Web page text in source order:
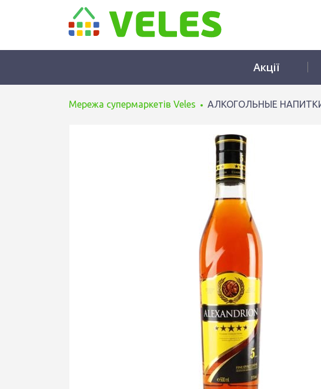
Акції
Мережа супермаркетів Veles АЛКОГОЛЬНЫЕ